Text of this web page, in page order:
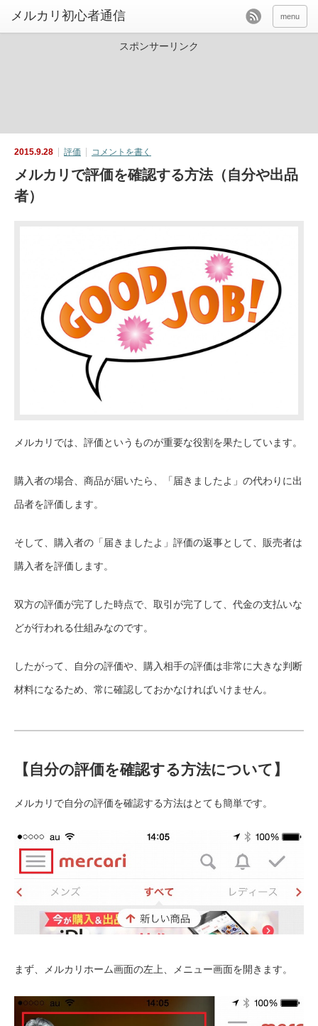
menu
スポンサーリンク
2015.9.28 評価 コメントを書く
メルカリで評価を確認する方法（自分や出品
者）
メルカリでは、評価というものが重要な役割を果たしています。
購入者の場合、商品が届いたら、「届きましたよ」の代わりに出
品者を評価します。
そして、購入者の「届きましたよ」評価の返事として、販売者は
購入者を評価します。
双方の評価が完了した時点で、取引が完了して、代金の支払いな
どが行われる仕組みなのです。
したがって、自分の評価や、購入相手の評価は非常に大きな判断
材料になるため、常に確認しておかなければいけません。
【自分の評価を確認する方法について】
メルカリで自分の評価を確認する方法はとても簡単です。
まず、メルカリホーム画面の左上、メニュー画面を開きます。